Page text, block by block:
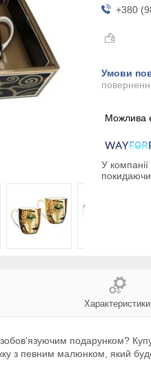
+380
У
Характеристики
подарунком?
з певним малюнком, який